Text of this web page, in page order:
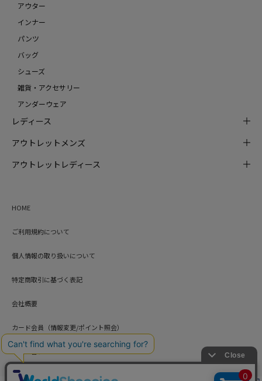
アウター
インナー
パンツ
バッグ
シューズ
雑貨・アクセサリー
アンダーウェア
レディース
アウトレットメンズ
アウトレットレディース
HOME
ご利用規約について
個人情報の取り扱いについて
特定商取引に基づく表記
会社概要
カード会員（情報変更/ポイント照会）